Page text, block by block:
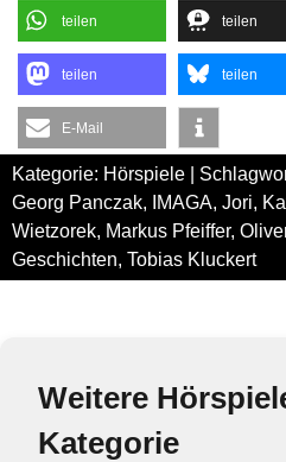
teilen teilen
teilen teilen
E-Mail
Kategorie: Hörspiele |
Georg Panczak, IMAGA, Jori,
Wietzorek, Markus Pfeiffer,
Geschichten, Tobias Kluckert
Weitere
Kategorie